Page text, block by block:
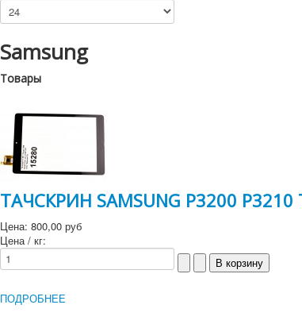
Samsung
Товары
ТАЧСКРИН SAMSUNG P3200
Цена: 800,00 руб
Цена / кг:
ПОДРОБНЕЕ